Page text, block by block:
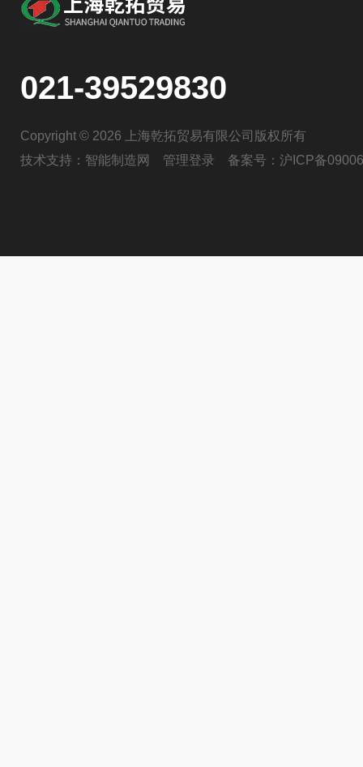
021-39529830
Copyright © 2026 上海乾拓贸易有限公司版权所有
技术支持： 智能制造网 管理登录 备案号： 沪ICP备